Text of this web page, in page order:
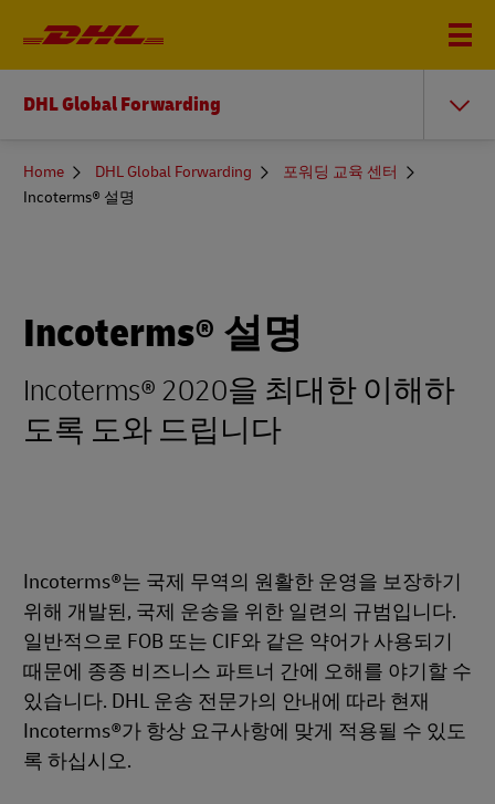
DHL Global Forwarding
You
here
Home DHL Global Forwarding
포워딩 교육 센터
Incoterms® 설명
Incoterms® 설명
Incoterms® 2020을 최대한 이해하
도록 도와 드립니다
Incoterms®는 국제 무역의 원활한 운영을 보장하기
위해 개발된, 국제 운송을 위한 일련의 규범입니다.
일반적으로 FOB 또는 CIF와 같은 약어가 사용되기
때문에 종종 비즈니스 파트너 간에 오해를 야기할 수
있습니다. DHL 운송 전문가의 안내에 따라 현재
Incoterms®가 항상 요구사항에 맞게 적용될 수 있도
록 하십시오.